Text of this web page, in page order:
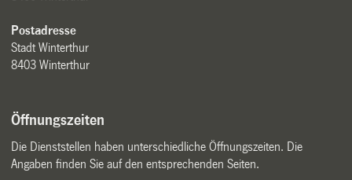
Postadresse
Stadt Winterthur
8403 Winterthur
Öffnungszeiten
Die Dienststellen haben unterschiedliche Öffnungszeiten. Die
Angaben finden Sie auf den entsprechenden Seiten.